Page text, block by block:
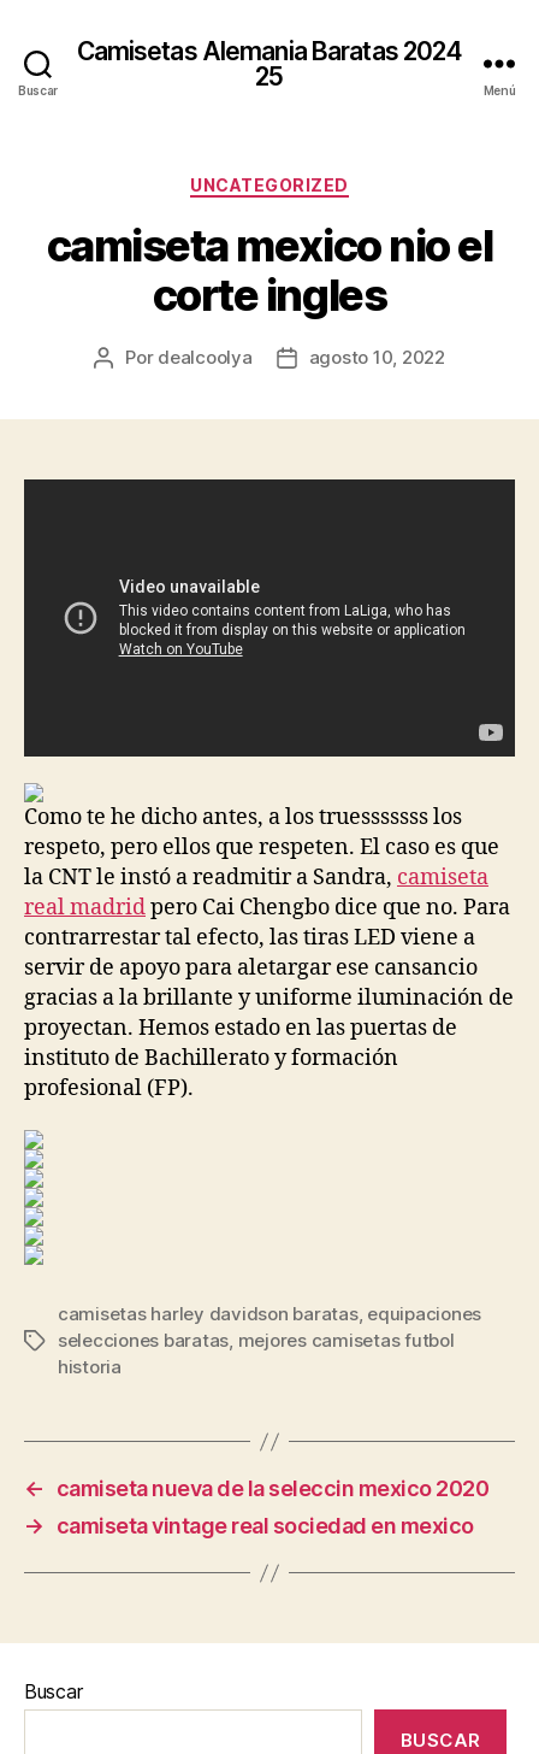
Buscar
Camisetas Alemania Baratas 2024
25
Menú
Categorías
UNCATEGORIZED
camiseta mexico nio el
corte ingles
Autor
Por dealcoolya
Fechaagosto 10, 2022
Como te he dicho antes, a los truesssssss los
respeto, pero ellos que respeten. El caso es que
la CNT le instó a readmitir a Sandra, camiseta
real madridpero Cai Chengbo dice que no. Para
contrarrestar tal efecto, las tiras LED viene a
servir de apoyo para aletargar ese cansancio
gracias a la brillante y uniforme iluminación de
proyectan. Hemos estado en las puertas de
instituto de Bachillerato y formación
profesional (FP).
Etiquetas
camisetas harley davidson baratas, equipaciones
selecciones baratas, mejores camisetas futbol
historia
←
camiseta nueva de la seleccin mexico 2020
→
camiseta vintage real sociedad en mexico
Buscar
BUSCAR